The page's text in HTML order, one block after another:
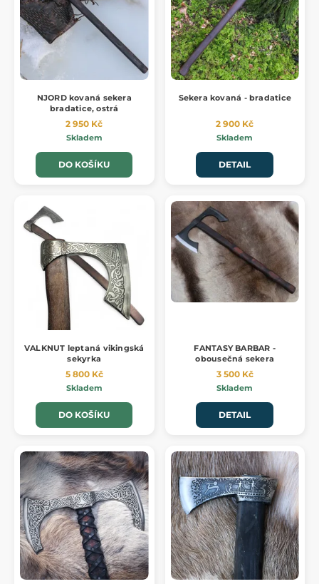
NJORD kovaná sekera
bradatice, ostrá
2 950 Kč
Skladem
DO KOŠÍKU
Sekera kovaná - bradatice
2 900 Kč
Skladem
DETAIL
VALKNUT leptaná vikingská
sekyrka
5 800 Kč
Skladem
DO KOŠÍKU
FANTASY BARBAR -
obousečná sekera
3 500 Kč
Skladem
DETAIL